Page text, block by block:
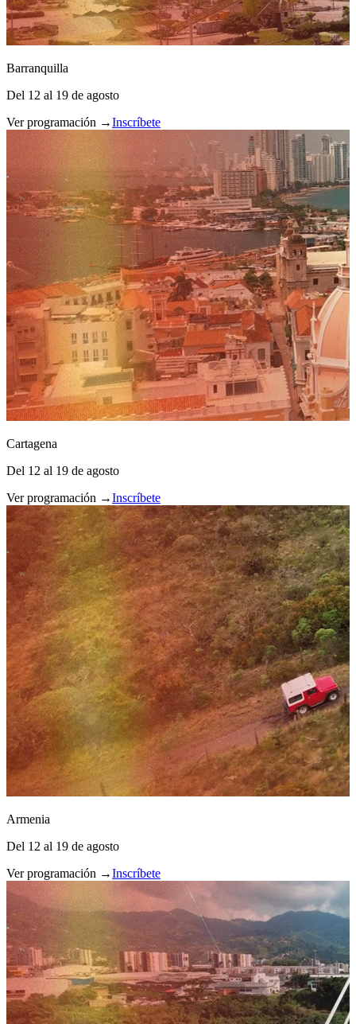
Barranquilla
Del 12 al 19 de agosto
Ver programación →Inscríbete
Cartagena
Del 12 al 19 de agosto
Ver programación →Inscríbete
Armenia
Del 12 al 19 de agosto
Ver programación →Inscríbete